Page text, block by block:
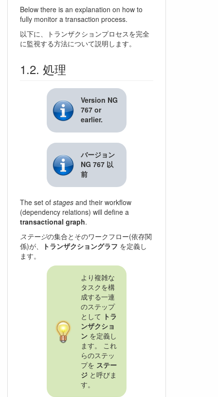
Below there is an explanation on how to
fully monitor a transaction process.
以下に、トランザクションプロセスを完全
に監視する方法について説明します。
処理
Version NG
767 or
earlier.
バージョン
NG 767 以
前
The set of stages and their workflow
(dependency relations) will define a
transactional graph.
ステージの集合とそのワークフロー(依存関
係)が、
トランザクショングラフ を定義し
ます。
より複雑な
タスクを構
成する一連
のステップ
として トラ
ンザクショ
ンを定義し
ます。 これ
らのステッ
プを ステー
ジと呼びま
す。